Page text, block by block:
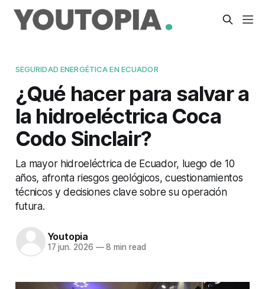
SEGURIDAD ENERGÉTICA EN ECUADOR
¿Qué hacer para salvar a
la hidroeléctrica Coca
Codo Sinclair?
La mayor hidroeléctrica de Ecuador, luego de 10
años, afronta riesgos geológicos, cuestionamientos
técnicos y decisiones clave sobre su operación
futura.
Youtopia
17 jun. 2026 —8 min read